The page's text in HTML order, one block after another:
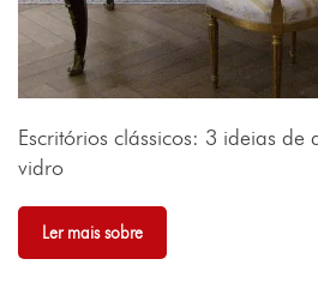
Escritórios clássicos: 3 ideias de
vidro
Ler mais sobre